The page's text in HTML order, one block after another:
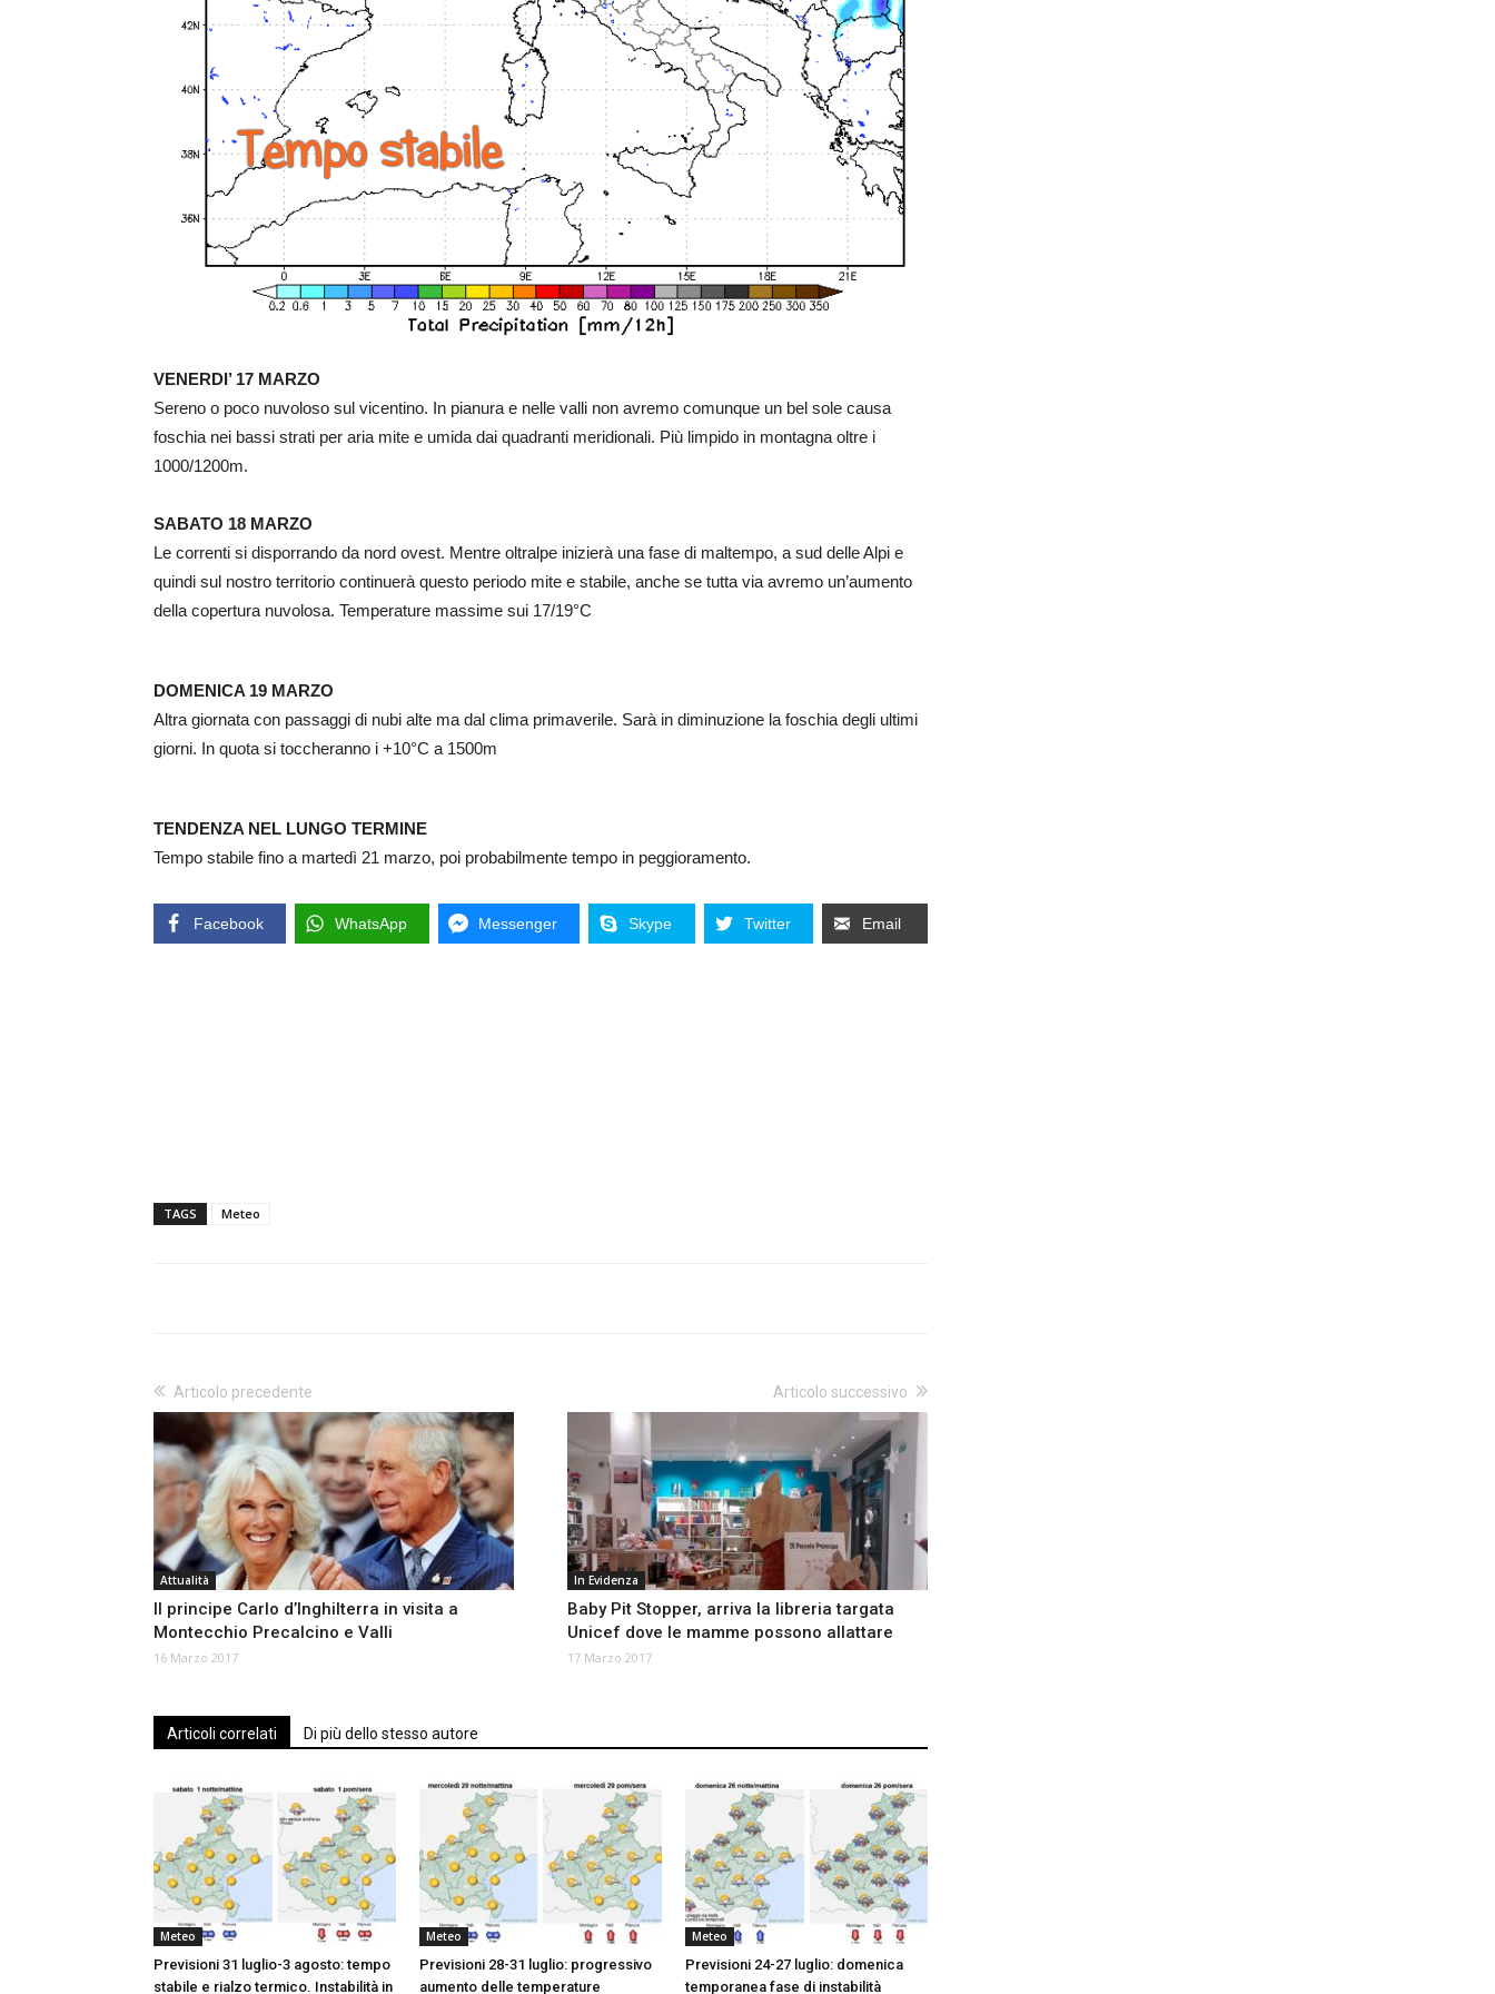
VENERDI’ 17 MARZO
Sereno o poco nuvoloso sul vicentino. In pianura e nelle valli non avremo comunque un bel sole causa
foschia nei bassi strati per aria mite e umida dai quadranti meridionali. Più limpido in montagna oltre i
1000/1200m.
SABATO 18 MARZO
Le correnti si disporrando da nord ovest. Mentre oltralpe inizierà una fase di maltempo, a sud delle Alpi e
quindi sul nostro territorio continuerà questo periodo mite e stabile, anche se tutta via avremo un’aumento
della copertura nuvolosa. Temperature massime sui 17/19°C
DOMENICA 19 MARZO
Altra giornata con passaggi di nubi alte ma dal clima primaverile. Sarà in diminuzione la foschia degli ultimi
giorni. In quota si toccheranno i +10°C a 1500m
TENDENZA NEL LUNGO TERMINE
Tempo stabile fino a martedì 21 marzo, poi probabilmente tempo in peggioramento.
Facebook WhatsApp Messenger Skype Twitter Email
TAGS Meteo
Articolo precedente
Attualità
Il principe Carlo d’Inghilterra in visita a
Montecchio Precalcino e Valli
16 Marzo 2017
Articolo successivo
In Evidenza
Baby Pit Stopper, arriva la libreria targata
Unicef dove le mamme possono allattare
17 Marzo 2017
Articoli correlati Di più dello stesso autore
Meteo
Previsioni 31 luglio-3 agosto: tempo
stabile e rialzo termico. Instabilità in
Meteo
Previsioni 28-31 luglio: progressivo
aumento delle temperature
Meteo
Previsioni 24-27 luglio: domenica
temporanea fase di instabilità